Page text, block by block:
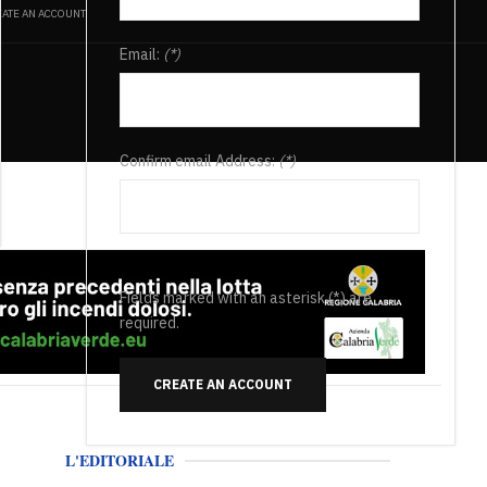
AN ACCOUNT
Email: (*)
Confirm email Address:(*)
Fields marked with an asterisk (*) are
required.
CREATE AN ACCOUNT
L'EDITORIALE